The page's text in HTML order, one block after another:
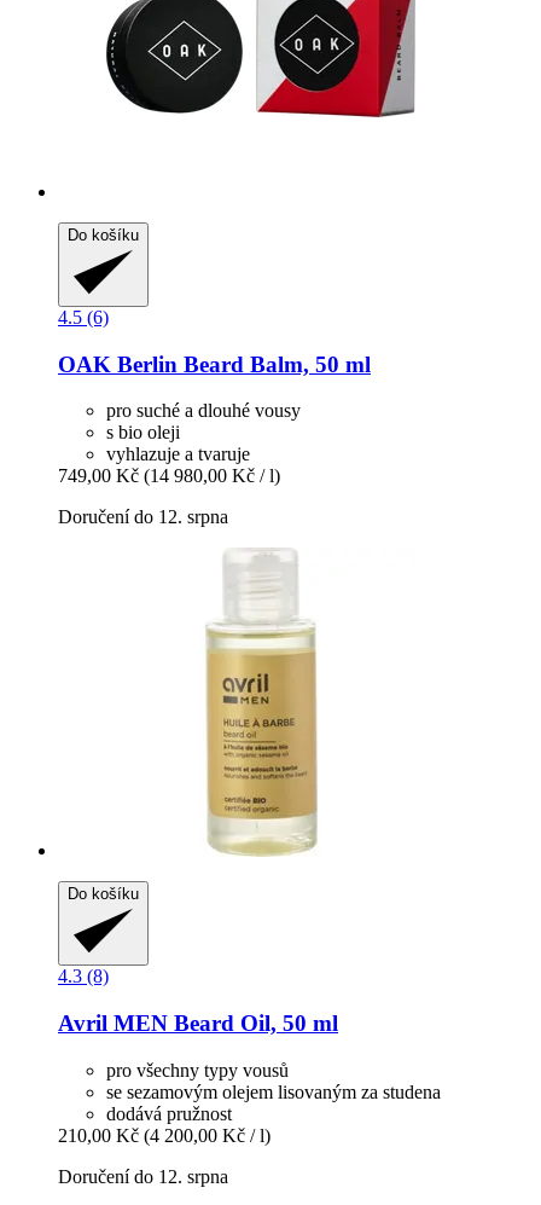
Do košíku
4.5 (6)
OAK Berlin Beard Balm, 50 ml
pro suché a dlouhé vousy
s bio oleji
vyhlazuje a tvaruje
749,00 Kč (14 980,00 Kč / l)
Doručení do 12. srpna
Do košíku
4.3 (8)
Avril MEN Beard Oil, 50 ml
pro všechny typy vousů
se sezamovým olejem lisovaným za studena
dodává pružnost
210,00 Kč (4 200,00 Kč / l)
Doručení do 12. srpna